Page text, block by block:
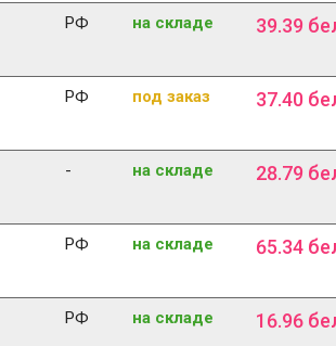
РФ на складе 39.39
РФ под заказ 37.40
- на складе 28.79
РФ на складе 65.34
РФ на складе 16.96